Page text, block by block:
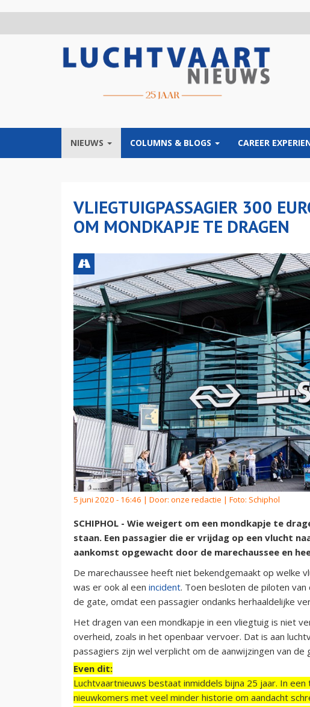
NIEUWS COLUMNS & BLOGS CAREER
VLIEGTUIGPASSAGIER 300
OM MONDKAPJE TE DRAGEN
5 juni 2020 - 16:46 | Door: onze redactie | Foto: Schiphol
SCHIPHOL - Wie weigert om een mondkapje te
staan. Een passagier die er vrijdag op een vlucht
aankomst opgewacht door de marechaussee en
De marechaussee heeft niet bekendgemaakt op welke
was er ook al een incident. Toen besloten de piloten
de gate, omdat een passagier ondanks herhaaldelijke
Het dragen van een mondkapje in een vliegtuig is niet
overheid, zoals in het openbaar vervoer. Dat is aan
passagiers zijn wel verplicht om de aanwijzingen van
Even dit:
Luchtvaartnieuws bestaat inmiddels bijna 25 jaar. In
nieuwkomers met veel minder historie om aandacht